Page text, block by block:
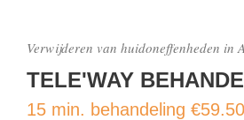
Verwijderen van huidoneffenheden in
TELE'WAY
15 min. behandeling €59.50